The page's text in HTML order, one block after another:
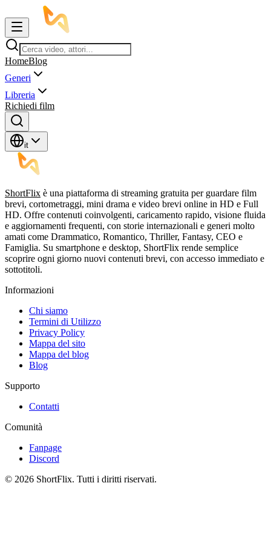
HomeBlog
Generi
Libreria
Richiedi film
it
ShortFlix è una piattaforma di streaming gratuita per guardare film
brevi, cortometraggi, mini drama e video brevi online in HD e Full
HD. Offre contenuti coinvolgenti, caricamento rapido, visione fluida
e aggiornamenti frequenti, con storie internazionali e generi molto
amati come Drammatico, Romantico, Thriller, Fantasy, CEO e
Famiglia. Su smartphone e desktop, ShortFlix rende semplice
scoprire ogni giorno nuovi contenuti brevi, con accesso immediato e
sottotitoli.
Informazioni
Chi siamo
Termini di Utilizzo
Privacy Policy
Mappa del sito
Mappa del blog
Blog
Supporto
Contatti
Comunità
Fanpage
Discord
© 2026 ShortFlix. Tutti i diritti riservati.